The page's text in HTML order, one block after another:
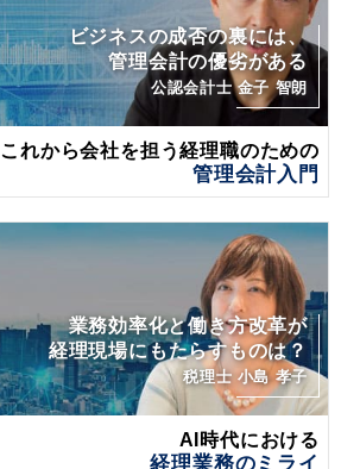
ビジネスの成否の裏には、
管理会計の優劣がある
公認会計士 金子 智朗
これから会社を担う経理職のための
管理会計入門
業務効率化と働き方改革が
経理現場にもたらすものは？
税理士 小島 孝子
AI時代における
経理業務のミライ